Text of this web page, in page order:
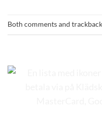
Both comments and